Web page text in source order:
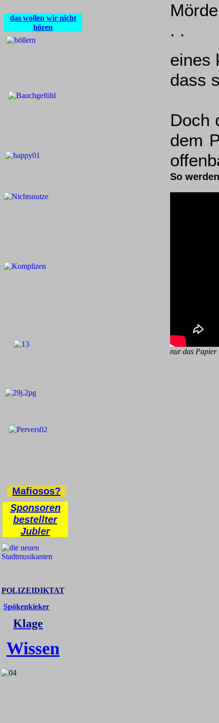
das wollen wir nicht
hören
Mafiosos?
Sponsoren
bestellter
Jubler
POLIZEIDIKTAT
Spökenkieker
Klage
Wissen
. .
eines
dass
Doch
dem
So
nur das Papier